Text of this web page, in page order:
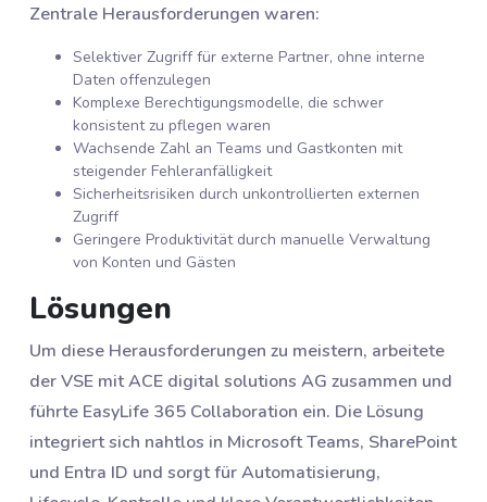
Zentrale Herausforderungen waren:
Selektiver Zugriff für externe Partner, ohne interne
Daten offenzulegen
Komplexe Berechtigungsmodelle, die schwer
konsistent zu pflegen waren
Wachsende Zahl an Teams und Gastkonten mit
steigender Fehleranfälligkeit
Sicherheitsrisiken durch unkontrollierten externen
Zugriff
Geringere Produktivität durch manuelle Verwaltung
von Konten und Gästen
Lösungen
Um diese Herausforderungen zu meistern, arbeitete
der VSE mit ACE digital solutions AG zusammen und
führte EasyLife 365 Collaboration ein. Die Lösung
integriert sich nahtlos in Microsoft Teams, SharePoint
und Entra ID und sorgt für Automatisierung,